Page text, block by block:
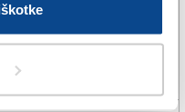
s helikopterjem